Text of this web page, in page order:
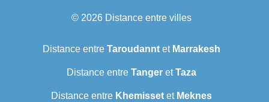
© 2026 Distance entre villes
Distance entre Taroudannt et Marrakesh
Distance entre Tanger etTaza
Distance entre Khemisset et Meknes